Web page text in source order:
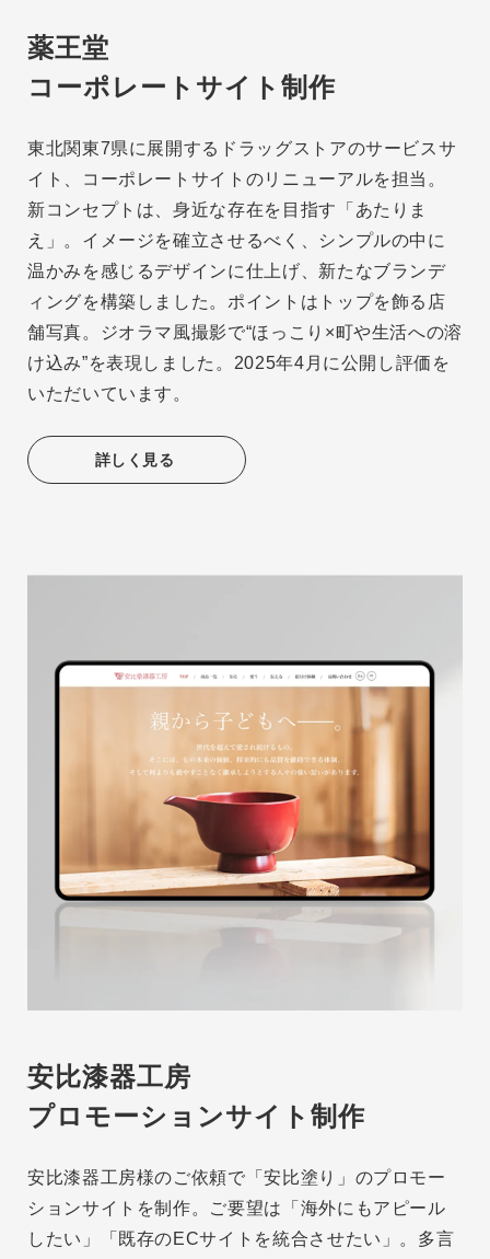
薬王堂
コーポレートサイト制作
東北関東7県に展開するドラッグストアのサービスサ
イト、コーポレートサイトのリニューアルを担当。
新コンセプトは、身近な存在を目指す「あたりま
え」。イメージを確立させるべく、シンプルの中に
温かみを感じるデザインに仕上げ、新たなブランデ
ィングを構築しました。ポイントはトップを飾る店
舗写真。ジオラマ風撮影で“ほっこり×町や生活への溶
け込み”を表現しました。2025年4月に公開し評価を
いただいています。
詳しく見る
安比漆器工房
プロモーションサイト制作
安比漆器工房様のご依頼で「安比塗り」のプロモー
ションサイトを制作。ご要望は「海外にもアピール
したい」「既存のECサイトを統合させたい」。多言